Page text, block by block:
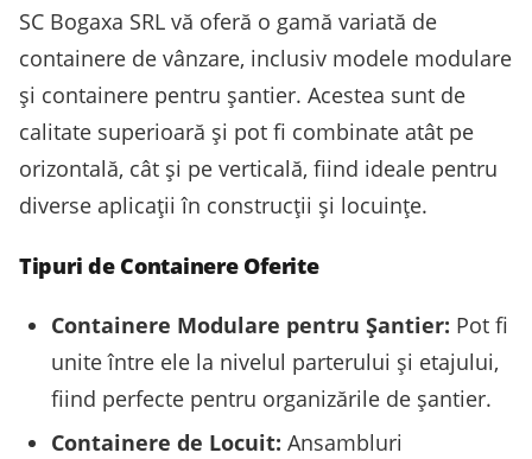
SC Bogaxa SRL vă oferă o gamă variată de
containere de vânzare, inclusiv modele modulare
și containere pentru șantier. Acestea sunt de
calitate superioară și pot fi combinate atât pe
orizontală, cât și pe verticală, fiind ideale pentru
diverse aplicații în construcții și locuințe.
Tipuri de Containere Oferite
Containere Modulare pentru Șantier: Pot fi
unite între ele la nivelul parterului și etajului,
fiind perfecte pentru organizările de șantier.
Containere de Locuit: Ansambluri